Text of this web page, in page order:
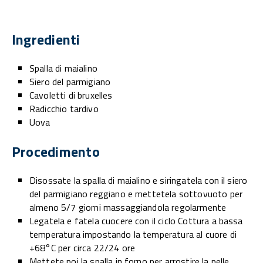
Ingredienti
Spalla di maialino
Siero del parmigiano
Cavoletti di bruxelles
Radicchio tardivo
Uova
Procedimento
Disossate la spalla di maialino e siringatela con il siero
del parmigiano reggiano e mettetela sottovuoto per
almeno 5/7 giorni massaggiandola regolarmente
Legatela e fatela cuocere con il ciclo Cottura a bassa
temperatura impostando la temperatura al cuore di
+68°C per circa 22/24 ore